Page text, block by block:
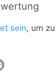
sein, um